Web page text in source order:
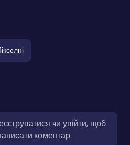
чи увійти, щоб
коментар